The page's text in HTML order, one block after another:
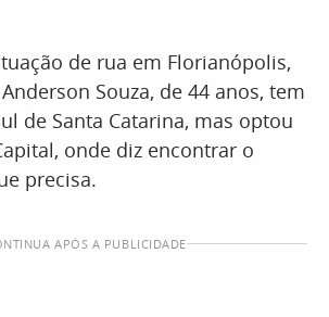
de rua em Florianópolis,
Souza, de 44 anos, tem
de Santa Catarina, mas optou
onde diz encontrar o
precisa.
APÓS A PUBLICIDADE